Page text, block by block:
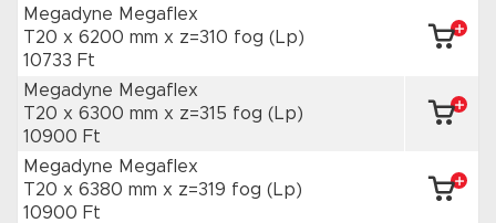
Megadyne Megaflex
T20 x 6200 mm x z=310 fog (Lp)
10733 Ft
Megadyne Megaflex
T20 x 6300 mm x z=315 fog (Lp)
10900 Ft
Megadyne Megaflex
T20 x 6380 mm x z=319 fog (Lp)
10900 Ft